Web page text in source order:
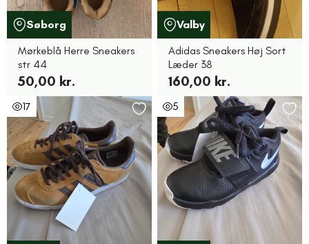
Søborg
Mørkeblå Herre Sneakers
str 44
50,00 kr.
Valby
Adidas Sneakers Høj Sort
Læder 38
160,00 kr.
17 5